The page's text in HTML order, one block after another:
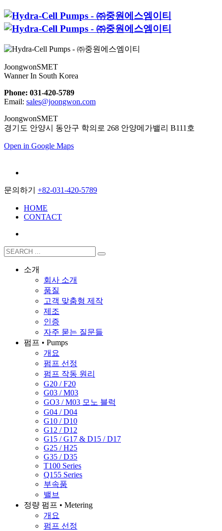
JoongwonSMET
Wanner In South Korea
Phone: 031-420-5789
Email: sales@joongwon.com
JoongwonSMET
경기도 안양시 동안구 학의로 268 안양메가밸리 B111호
Open in Google Maps
문의하기 +82-031-420-5789
HOME
CONTACT
소개
회사 소개
품질
고객 맞춤형 제작
제조
인증
자주 묻는 질문들
펌프 • Pumps
개요
펌프 선정
펌프 작동 원리
G20 / F20
G03 / M03
GO3 / M03 모노 블럭
G04 / D04
G10 / D10
G12 / D12
G15 / G17 & D15 / D17
G25 / H25
G35 / D35
T100 Series
Q155 Series
부속품
밸브
정량 펌프 • Metering
개요
펌프 선정